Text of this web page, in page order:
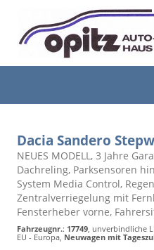
Dacia Sandero
NEUES MODELL, 3 Jahre
Dachreling, Parksensoren
System Media Control,
Zentralverriegelung mit
Fensterheber vorne,
Fahrzeugnr.: 17749, unverbindliche
EU - Europa, Neuwagen mit